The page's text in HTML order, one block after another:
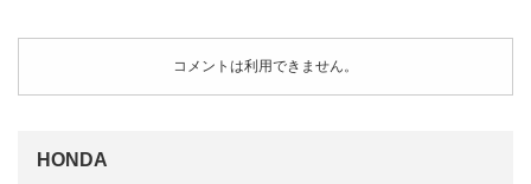
コメントは利用できません。
HONDA